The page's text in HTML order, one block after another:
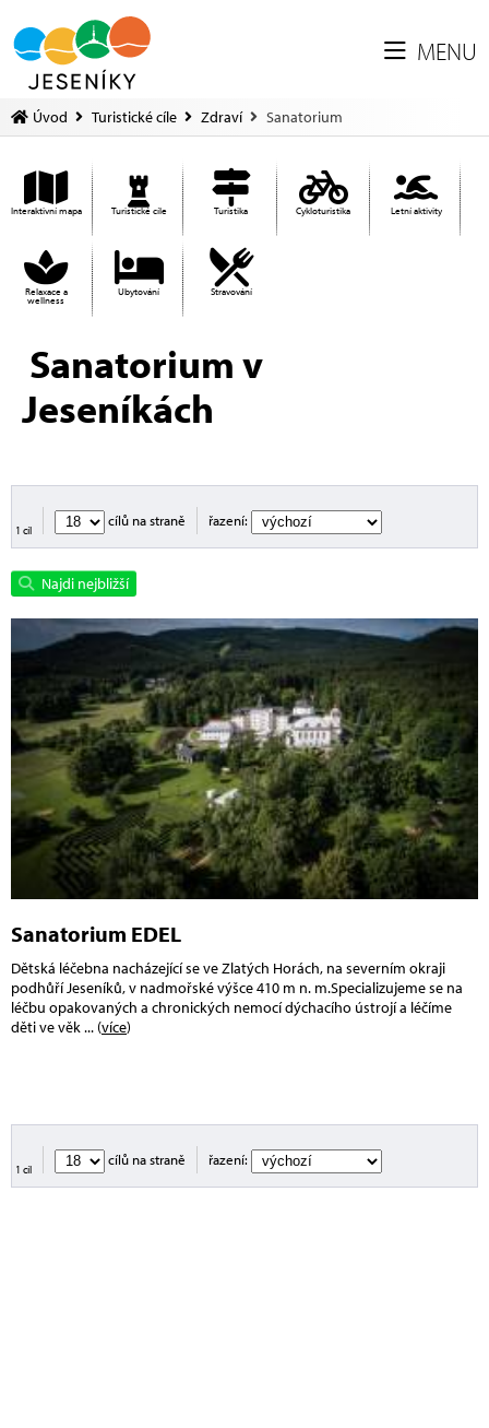
MENU
Úvod Turistické cíle Zdraví Sanatorium
Interaktivní mapa Turistické cíle Turistika Cykloturistika Letní aktivity
Relaxace a
wellness
Ubytování Stravování
Sanatorium v
Jeseníkách
1 cíl
cílů na straně řazení:
Najdi nejbližší
Sanatorium EDEL
Dětská léčebna nacházející se ve Zlatých Horách, na severním okraji
podhůří Jeseníků, v nadmořské výšce 410 m n. m.Specializujeme se na
léčbu opakovaných a chronických nemocí dýchacího ústrojí a léčíme
děti ve věk... (více)
1 cíl
cílů na straně řazení: